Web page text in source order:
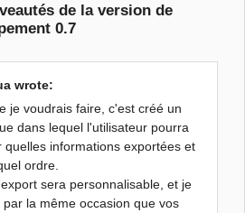
de la version de
0.7
wrote:
je voudrais faire, c'est créé un
dans lequel l'utilisateur pourra
quelles informations exportées et
ordre.
sera personnalisable, et je
par la même occasion que vos